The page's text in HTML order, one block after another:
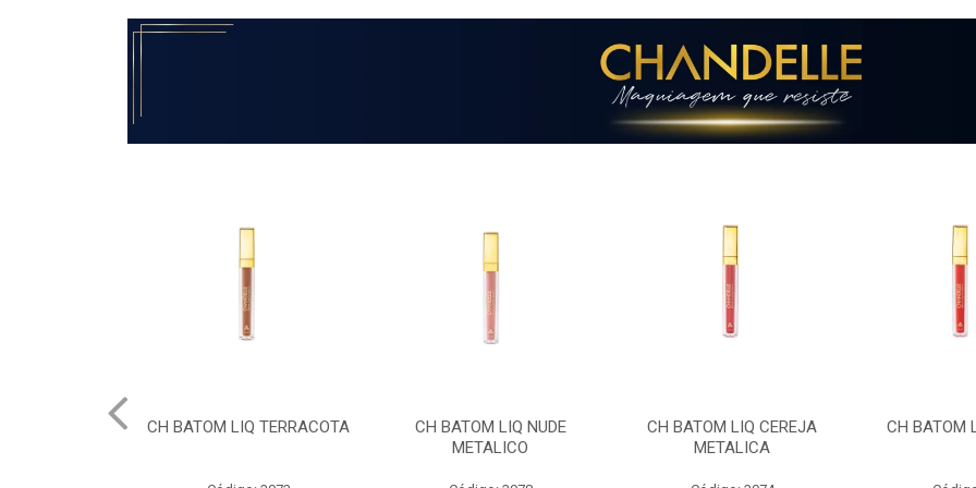
CH BATOM LIQ NUDE
CH BATOM LIQ CEREJA
METALICA
CH BATOM LIQ CARMIM CH LIP